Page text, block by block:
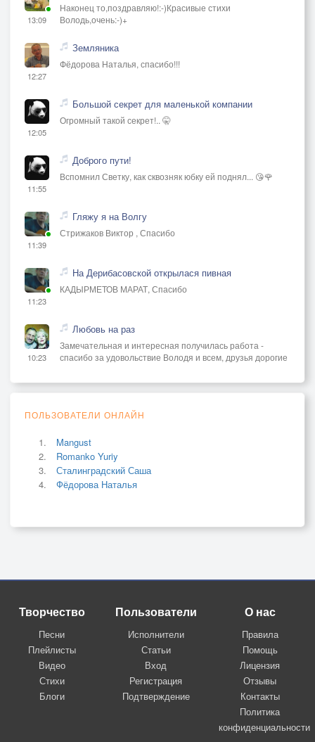
13:09
Наконец то,поздравляю!:-)Красивые стихи
Володь,очень:-)+
12:27
Земляника
Фёдорова Наталья, спасибо!!!
12:05
Большой секрет для маленькой компании
Огромный такой секрет!.. 🤫
11:55
Доброго пути!
Вспомнил Светку, как сквозняк юбку ей поднял... 😘🌹
11:39
Гляжу я на Волгу
Стрижаков Виктор , Спасибо
11:23
На Дерибасовской открылася пивная
КАДЫРМЕТОВ МАРАТ, Спасибо
10:23
Любовь на раз
Замечательная и интересная получилась работа -
спасибо за удовольствие Володя и всем, друзья дорогие
ПОЛЬЗОВАТЕЛИ ОНЛАЙН
Mangust
Romanko Yuriy
Сталинградский Саша
Фёдорова Наталья
Творчество
Песни
Плейлисты
Видео
Стихи
Блоги
Пользователи
Исполнители
Статьи
Вход
Регистрация
Подтверждение
О нас
Правила
Помощь
Лицензия
Отзывы
Контакты
Политика
конфиденциальности